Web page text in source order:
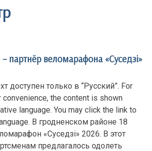
партнёр веломарафона «Суседзi»
доступен только в “Русский”. For
the content is shown
language. You may click the link to
В гродненском районе 18
«Суседзi» 2026. В этот
предлагалось одолеть